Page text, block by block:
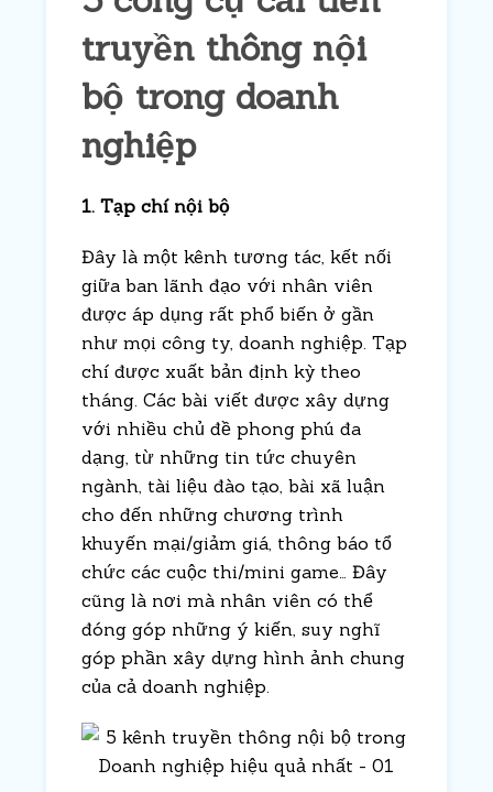
truyền thông nội
bộ trong doanh
nghiệp
1. Tạp chí nội bộ
Đây là một kênh tương tác, kết nối
giữa ban lãnh đạo với nhân viên
được áp dụng rất phổ biến ở gần
như mọi công ty, doanh nghiệp. Tạp
chí được xuất bản định kỳ theo
tháng. Các bài viết được xây dựng
với nhiều chủ đề phong phú đa
dạng, từ những tin tức chuyên
ngành, tài liệu đào tạo, bài xã luận
cho đến những chương trình
khuyến mại/giảm giá, thông báo tổ
chức các cuộc thi/mini game… Đây
cũng là nơi mà nhân viên có thể
đóng góp những ý kiến, suy nghĩ
góp phần xây dựng hình ảnh chung
của cả doanh nghiệp.